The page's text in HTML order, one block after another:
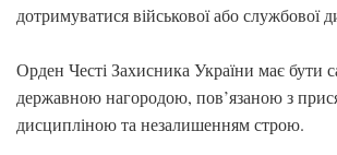
дотримуватися військової або службової
Орден Честі Захисника України має бути
державною нагородою, пов’язаною з
дисципліною та незалишенням строю.